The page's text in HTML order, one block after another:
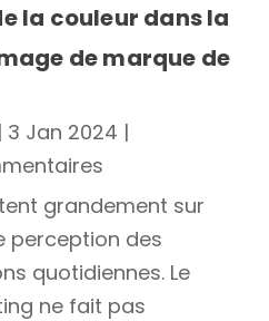
la couleur dans la
de marque de
| 3 Jan 2024 |
grandement sur
perception des
quotidiennes. Le
ne fait pas